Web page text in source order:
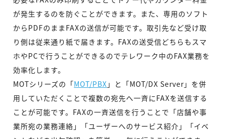
が発生するのを防ぐことができます。また、専用のソフト
からPDFのままFAXの送信が可能です。取引先など受け取
り側は従来通り紙で届きます。FAXの送受信どちらもスマ
ホやPCで行うことができるのでテレワーク中のFAX業務を
効率化します。
MOTシリーズの「MOT/PBX 」と「MOT/DX Server」を併
用していただくことで複数の宛先へ一斉にFAXを送信する
ことが可能です。FAXの一斉送信を行うことで「店舗や事
業所宛の業務連絡」「ユーザーへのサービス紹介」「イベ